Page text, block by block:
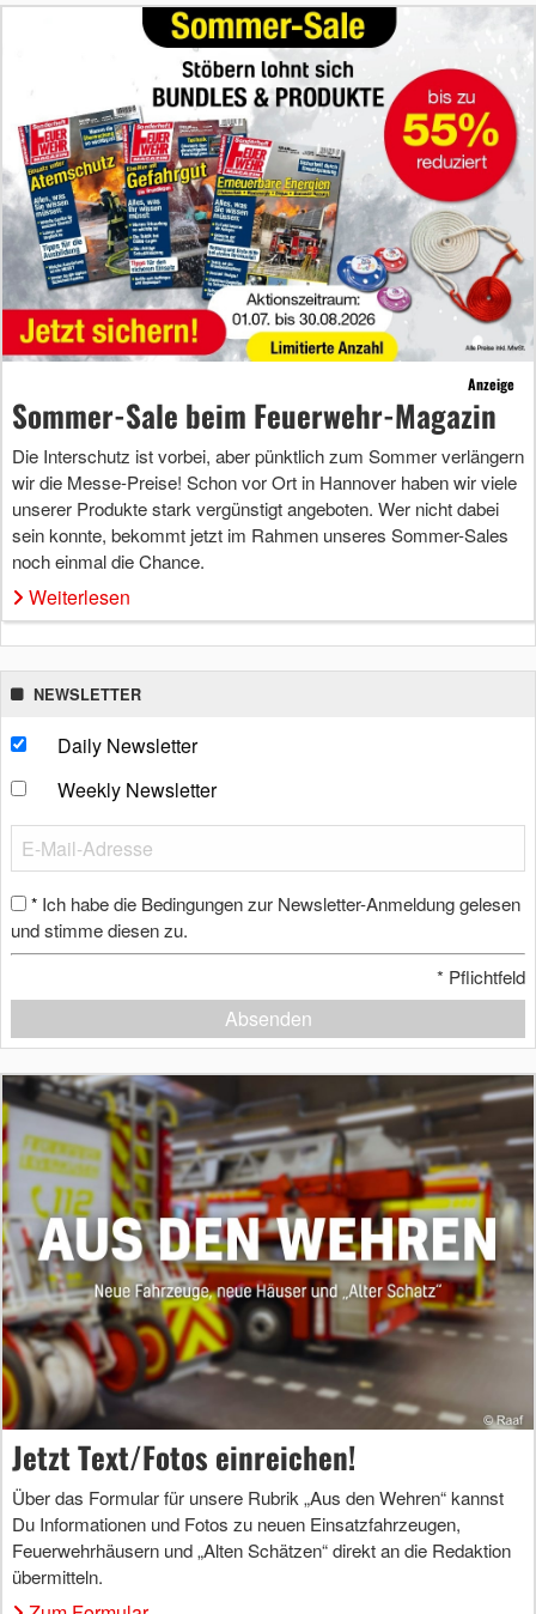
Anzeige
Sommer-Sale beim Feuerwehr-Magazin
Die Interschutz ist vorbei, aber pünktlich zum Sommer verlängern
wir die Messe-Preise! Schon vor Ort in Hannover haben wir viele
unserer Produkte stark vergünstigt angeboten. Wer nicht dabei
sein konnte, bekommt jetzt im Rahmen unseres Sommer-Sales
noch einmal die Chance.
Weiterlesen
NEWSLETTER
Daily Newsletter
Weekly Newsletter
* Ich habe die Bedingungen zur Newsletter-Anmeldung gelesen
und stimme diesen zu.
* Pflichtfeld
Absenden
Jetzt Text/Fotos einreichen!
Über das Formular für unsere Rubrik „Aus den Wehren“ kannst
Du Informationen und Fotos zu neuen Einsatzfahrzeugen,
Feuerwehrhäusern und „Alten Schätzen“ direkt an die Redaktion
übermitteln.